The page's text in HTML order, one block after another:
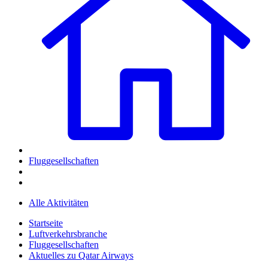
Fluggesellschaften
Alle Aktivitäten
Startseite
Luftverkehrsbranche
Fluggesellschaften
Aktuelles zu Qatar Airways